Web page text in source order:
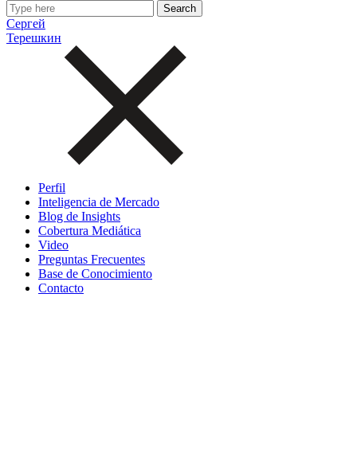
Сергей
Терешкин
Perfil
Inteligencia de Mercado
Blog de Insights
Cobertura Mediática
Video
Preguntas Frecuentes
Base de Conocimiento
Contacto